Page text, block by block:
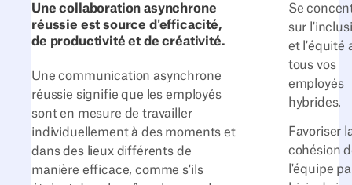
Se
sur
et l'équité
tous vos
employés
Favoriser
cohésion
l'équipe
Une collaboration asynchrone
réussie est source d'efficacité,
de productivité et de créativité.
Une communication asynchrone
réussie signifie que les employés
sont en mesure de travailler
individuellement à des moments et
dans des lieux différents de
manière efficace, comme s'ils